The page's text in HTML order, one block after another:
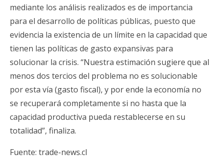
mediante los análisis realizados es de importancia
para el desarrollo de políticas públicas, puesto que
evidencia la existencia de un límite en la capacidad que
tienen las políticas de gasto expansivas para
solucionar la crisis. “Nuestra estimación sugiere que al
menos dos tercios del problema no es solucionable
por esta vía (gasto fiscal), y por ende la economía no
se recuperará completamente si no hasta que la
capacidad productiva pueda restablecerse en su
totalidad”, finaliza.
Fuente: trade-news.cl